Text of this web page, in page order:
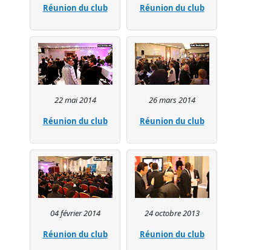
Réunion du club
Réunion du club
22 mai 2014
Réunion du club
26 mars 2014
Réunion du club
04 février 2014
Réunion du club
24 octobre 2013
Réunion du club